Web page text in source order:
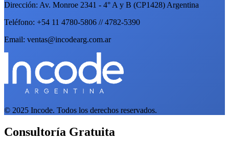
Dirección: Av. Monroe 2341 - 4° A y B (CP1428) Argentina
Teléfono: +54 11 4780-5806 // 4782-5390
Email: ventas@incodearg.com.ar
© 2025 Incode. Todos los derechos reservados.
Consultoría Gratuita